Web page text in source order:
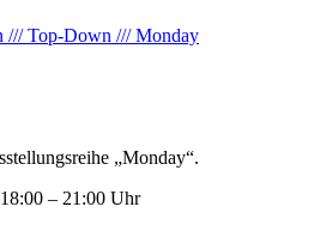
„Monday“.
– 21:00 Uhr